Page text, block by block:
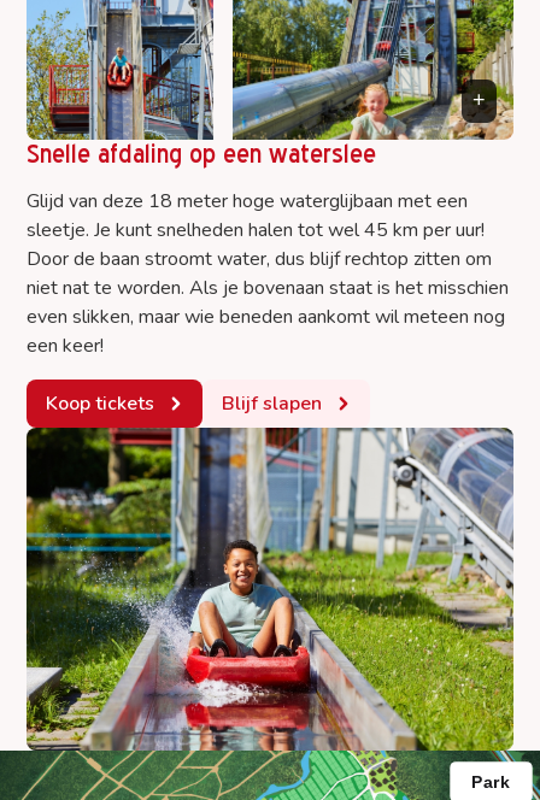
Snelle afdaling op een waterslee
Glijd van deze 18 meter hoge waterglijbaan met een
sleetje. Je kunt snelheden halen tot wel 45 km per uur!
Door de baan stroomt water, dus blijf rechtop zitten om
niet nat te worden. Als je bovenaan staat is het misschien
even slikken, maar wie beneden aankomt wil meteen nog
een keer!
Koop tickets Blijf slapen